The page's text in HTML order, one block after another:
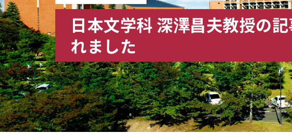
院
女
子
大
学
日本文学科 深澤昌夫教授の
れました